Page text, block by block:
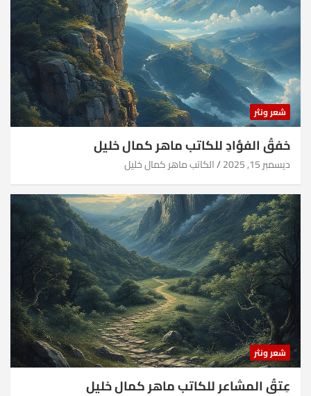
شعر ونثر
خفقُ الفؤادِ للكاتب ماهر كمال خليل
ديسمبر 15, 2025 الكاتب ماهر كمال خليل
شعر ونثر
عِتقُ المشاعر للكاتب ماهر كمال خليل